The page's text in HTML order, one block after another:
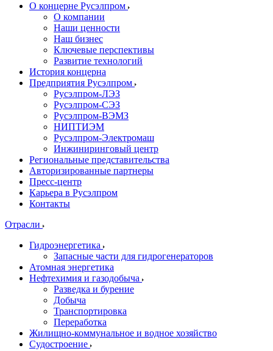
О концерне Русэлпром
О компании
Наши ценности
Наш бизнес
Ключевые перспективы
Развитие технологий
История концерна
Предприятия Русэлпром
Русэлпром-ЛЭЗ
Русэлпром-СЭЗ
Русэлпром-ВЭМЗ
НИПТИЭМ
Русэлпром-Электромаш
Инжиниринговый центр
Региональные представительства
Авторизированные партнеры
Пресс-центр
Карьера в Русэлпром
Контакты
Отрасли
Гидроэнергетика
Запасные части для гидрогенераторов
Атомная энергетика
Нефтехимия и газодобыча
Разведка и бурение
Добыча
Транспортировка
Переработка
Жилищно-коммунальное и водное хозяйство
Судостроение